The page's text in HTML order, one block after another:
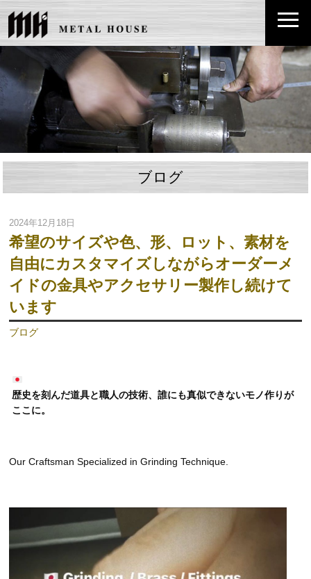
ブログ
2024年12月18日
希望のサイズや色、形、ロット、素材を
自由にカスタマイズしながらオーダーメ
イドの金具やアクセサリー製作し続けて
います
ブログ
歴史を刻んだ道具と職人の技術、誰にも真似できないモノ作りが
ここに。
Our Craftsman Specialized in Grinding Technique.
画
プ